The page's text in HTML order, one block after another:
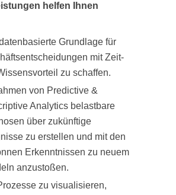
helfen Ihnen
Grundlage für
mit Zeit-
zu schaffen.
von Predictive &
Analytics belastbare
über zukünftige
zu erstellen und mit den
Erkenntnissen zu neuem
anzustoßen.
zu visualisieren,